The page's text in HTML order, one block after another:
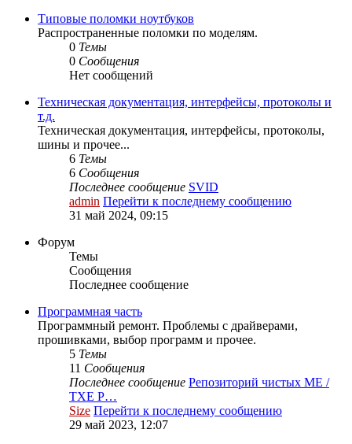
Типовые поломки ноутбуков
Распространенные поломки по моделям.
0 Темы
0 Сообщения
Нет сообщений
Техническая документация, интерфейсы, протоколы и
т.д.
Техническая документация, интерфейсы, протоколы,
шины и прочее...
6 Темы
6 Сообщения
Последнее сообщение SVID
admin Перейти к последнему сообщению
31 май 2024, 09:15
Форум
Темы
Сообщения
Последнее сообщение
Программная часть
Программный ремонт. Проблемы с драйверами,
прошивками, выбор программ и прочее.
5 Темы
11 Сообщения
Последнее сообщение Репозиторий чистых ME /
TXE Р…
Size Перейти к последнему сообщению
29 май 2023, 12:07